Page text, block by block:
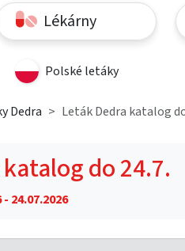
Lékárny
Polské letáky
Dedra Leták Dedra katalog
do 24.7.
24.07.2026